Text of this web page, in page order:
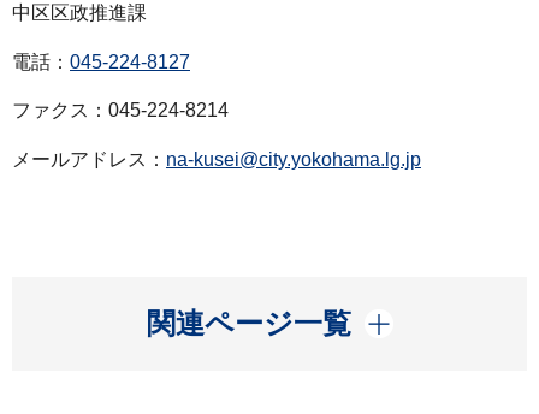
中区区政推進課
電話： 045-224-8127
ファクス：045-224-8214
メールアドレス： na-kusei@city.yokohama.lg.jp
関連ページ一覧
開く